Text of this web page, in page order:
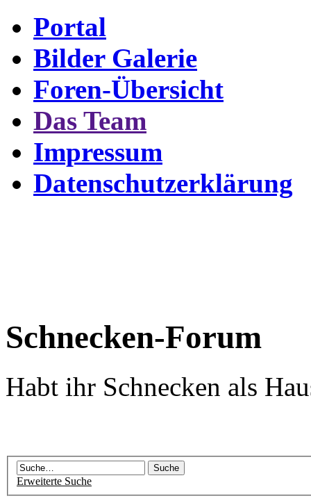
Portal
Bilder Galerie
Foren-Übersicht
Das Team
Impressum
Datenschutzerklärung
Schnecken-Forum
Habt ihr Schnecken als
Erweiterte Suche